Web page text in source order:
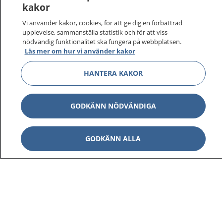
kakor
Vi använder kakor, cookies, för att ge dig en förbättrad
upplevelse, sammanställa statistik och för att viss
nödvändig funktionalitet ska fungera på webbplatsen.
Läs mer om hur vi använder kakor
HANTERA KAKOR
GODKÄNN NÖDVÄNDIGA
GODKÄNN ALLA